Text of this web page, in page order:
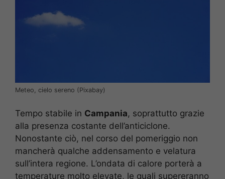
Meteo, cielo sereno (Pixabay)
Tempo stabile in Campania, soprattutto grazie
alla presenza costante dell’anticiclone.
Nonostante ciò, nel corso del pomeriggio non
mancherà qualche addensamento e velatura
sull’intera regione. L’ondata di calore porterà a
temperature molto elevate, le quali supereranno